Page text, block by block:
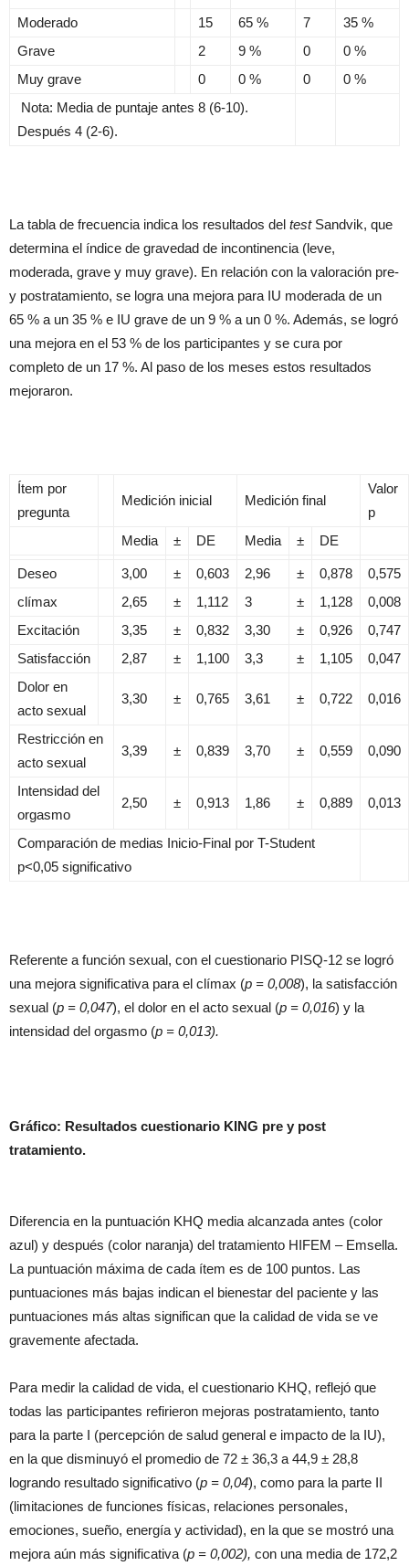
Moderado
15 65 % 7
35 %
Grave
2 9 % 0
0 %
Muy grave
0 0 % 0
0 %
Nota: Media de puntaje antes 8 (6-10).
Después 4 (2-6).
La tabla de frecuencia indica los resultados del testSandvik, que
determina el índice de gravedad de incontinencia (leve,
moderada, grave y muy grave). En relación con la valoración pre-
y postratamiento, se logra una mejora para IU moderada de un
65 % a un 35 % e IU grave de un 9 % a un 0 %. Además, se logró
una mejora en el 53 % de los participantes y se cura por
completo de un 17 %. Al paso de los meses estos resultados
mejoraron.
Ítem por
pregunta
Medición inicial Medición final
Valor
p
Media
± DE Media ± DE
Deseo 3,00 ± 0,603 2,96 ± 0,878
0,575
clímax
2,65 ± 1,112 3 ± 1,128
0,008
Excitación
3,35 ± 0,832 3,30 ± 0,926
0,747
Satisfacción
2,87 ± 1,100 3,3 ± 1,105
0,047
Dolor en
acto sexual
3,30 ± 0,765 3,61 ± 0,722 0,016
Restricción en
acto sexual
3,39 ± 0,839 3,70 ± 0,559 0,090
Intensidad del
orgasmo
2,50 ± 0,913 1,86 ± 0,889 0,013
Comparación de medias Inicio-Final por T-Student
p<0,05 significativo
Referente a función sexual, con el cuestionario PISQ-12 se logró
una mejora significativa para el clímax (p = 0,008), la satisfacción
sexual (p = 0,047), el dolor en el acto sexual (p = 0,016) y la
intensidad del orgasmo (p = 0,013).
Gráfico: Resultados cuestionario KING pre y post
tratamiento.
Diferencia en la puntuación KHQ media alcanzada antes (color
azul) y después (color naranja) del tratamiento HIFEM – Emsella.
La puntuación máxima de cada ítem es de 100 puntos. Las
puntuaciones más bajas indican el bienestar del paciente y las
puntuaciones más altas significan que la calidad de vida se ve
gravemente afectada.
Para medir la calidad de vida, el cuestionario KHQ, reflejó que
todas las participantes refirieron mejoras postratamiento, tanto
para la parte I (percepción de salud general e impacto de la IU),
en la que disminuyó el promedio de 72 ± 36,3 a 44,9 ± 28,8
logrando resultado significativo (p = 0,04), como para la parte II
(limitaciones de funciones físicas, relaciones personales,
emociones, sueño, energía y actividad), en la que se mostró una
mejora aún más significativa (p = 0,002), con una media de 172,2